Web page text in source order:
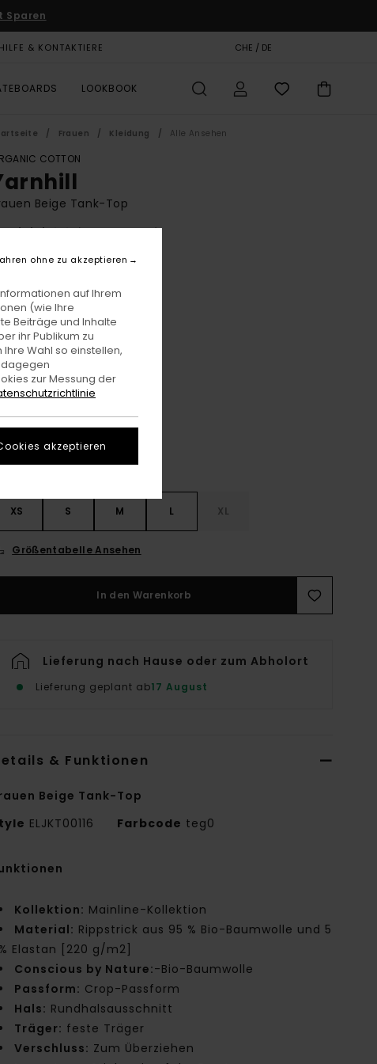
Sparen
HILFE & KONTAKTIERE CHE / DE
LOOKBOOK
Frauen Kleidung Alle Ansehen
COTTON
Beige Tank-Top
BONUS
9,37
RABATT EXTRA 25 %
Oat Milk
XS S M L XL
Größentabelle Ansehen
In den Warenkorb
Lieferung nach Hause oder zum Abholort
Lieferung geplant ab17 August
& Funktionen
Beige Tank-Top
ELJKT00116 Farbcode teg0
Kollektion: Mainline-Kollektion
Material: Rippstrick aus 95 % Bio-Baumwolle und 5
% Elastan [220 g/m2]
Conscious by Nature:-Bio-Baumwolle
Passform: Crop-Passform
Hals: Rundhalsausschnitt
Träger: feste Träger
Verschluss: Zum Überziehen
auf Ihrem
(wie Ihre
Beiträge und Inhalte
ihr Publikum zu
Wahl so einstellen,
dagegen
zur Messung der
ohne zu akzeptieren
akzeptieren